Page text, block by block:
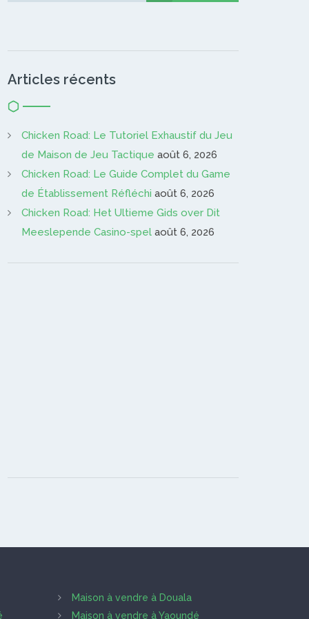
Articles récents
Chicken Road: Le Tutoriel Exhaustif du Jeu
de Maison de Jeu Tactique août 6, 2026
Chicken Road: Le Guide Complet du Game
de Établissement Réfléchi août 6, 2026
Chicken Road: Het Ultieme Gids over Dit
Meeslepende Casino-spel août 6, 2026
Maison à vendre à Douala
Maison à vendre à Yaoundé